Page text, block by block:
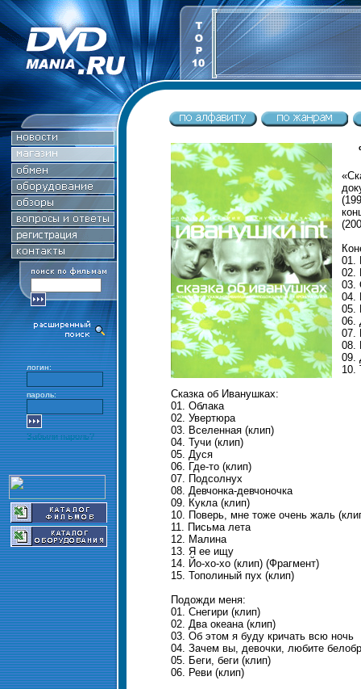
логин:
пароль:
Забыли пароль?
01.
02.
03.
04.
05.
06.
07.
08.
09.
10.
Сказка об Иванушках:
01. Облака
02. Увертюра
03. Вселенная (клип)
04. Тучи (клип)
05. Дуся
06. Где-то (клип)
07. Подсолнух
08. Девчонка-девчоночка
09. Кукла (клип)
10. Поверь, мне тоже очень жаль
11. Письма лета
12. Малина
13. Я ее ищу
14. Йо-хо-хо (клип) (Фрагмент)
15. Тополиный пух (клип)
Подожди меня:
01. Снегири (клип)
02. Два океана (клип)
03. Об этом я буду кричать всю ночь
04. Зачем вы, девочки, любите
05. Беги, беги (клип)
06. Реви (клип)